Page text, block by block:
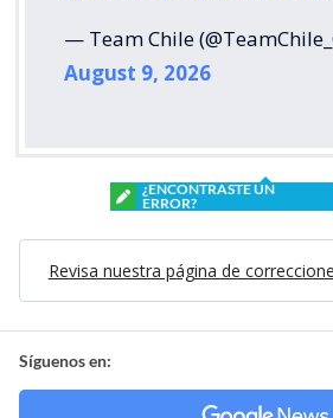
— Team Chile
August 9, 2026
¿ENCONTRASTE UN
ERROR?
Revisa nuestra página de
Síguenos en: